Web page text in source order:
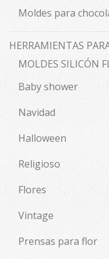
Moldes para
HERRAMIENTAS
MOLDES SILICÓN
Baby shower
Navidad
Halloween
Religioso
Flores
Vintage
Prensas para flor